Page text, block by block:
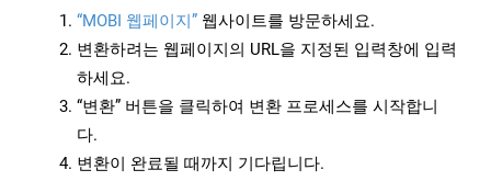
“MOBI 웹페이지” 웹사이트를 방문하세요.
변환하려는 웹페이지의 URL을 지정된 입력창에 입력
하세요.
“변환” 버튼을 클릭하여 변환 프로세스를 시작합니
다.
변환이 완료될 때까지 기다립니다.